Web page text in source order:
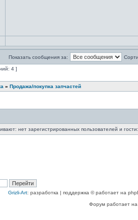
Показать сообщения за:
4 ]
» Продажа/покупка запчастей
нет зарегистрированных пользователей и
Grizli-Art: разработка | поддержка © работает на
Форум работает